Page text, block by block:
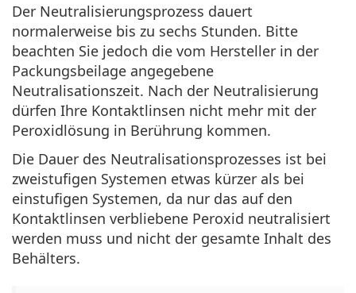
Der Neutralisierungsprozess dauert
normalerweise bis zu sechs Stunden. Bitte
beachten Sie jedoch die vom Hersteller in der
Packungsbeilage angegebene
Neutralisationszeit. Nach der Neutralisierung
dürfen Ihre Kontaktlinsen nicht mehr mit der
Peroxidlösung in Berührung kommen.
Die Dauer des Neutralisationsprozesses ist bei
zweistufigen Systemen etwas kürzer als bei
einstufigen Systemen, da nur das auf den
Kontaktlinsen verbliebene Peroxid neutralisiert
werden muss und nicht der gesamte Inhalt des
Behälters.